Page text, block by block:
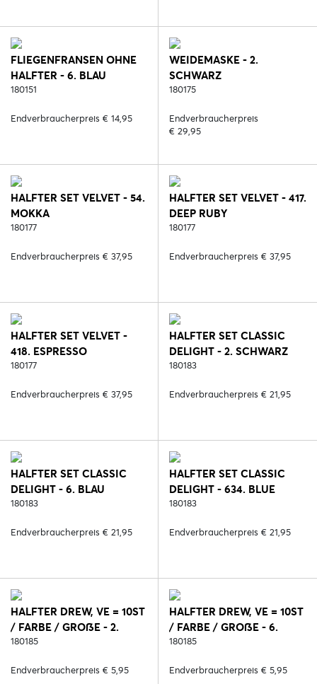
FLIEGENFRANSEN OHNE
HALFTER - 6. BLAU
180151
Endverbraucherpreis € 14,95
WEIDEMASKE - 2.
SCHWARZ
180175
Endverbraucherpreis
€ 29,95
HALFTER SET VELVET - 54.
MOKKA
180177
Endverbraucherpreis € 37,95
HALFTER SET VELVET - 417.
DEEP RUBY
180177
Endverbraucherpreis € 37,95
HALFTER SET VELVET -
418. ESPRESSO
180177
Endverbraucherpreis € 37,95
HALFTER SET CLASSIC
DELIGHT - 2. SCHWARZ
180183
Endverbraucherpreis € 21,95
HALFTER SET CLASSIC
DELIGHT - 6. BLAU
180183
Endverbraucherpreis € 21,95
HALFTER SET CLASSIC
DELIGHT - 634. BLUE
CORAL
180183
Endverbraucherpreis € 21,95
HALFTER DREW, VE = 10ST
/ FARBE / GROßE - 2.
SCHWARZ
180185
Endverbraucherpreis € 5,95
HALFTER DREW, VE = 10ST
/ FARBE / GROßE - 6.
BLAU
180185
Endverbraucherpreis € 5,95